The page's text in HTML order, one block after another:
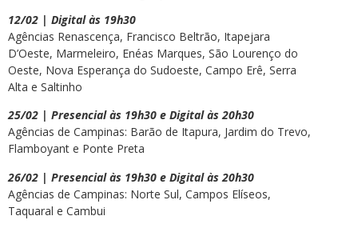
12/02 | Digital às 19h30
Agências Renascença, Francisco Beltrão, Itapejara
D’Oeste, Marmeleiro, Enéas Marques, São Lourenço do
Oeste, Nova Esperança do Sudoeste, Campo Erê, Serra
Alta e Saltinho
25/02 | Presencial às 19h30 e Digital às 20h30
Agências de Campinas: Barão de Itapura, Jardim do Trevo,
Flamboyant e Ponte Preta
26/02 | Presencial às 19h30 e Digital às 20h30
Agências de Campinas: Norte Sul, Campos Elíseos,
Taquaral e Cambui